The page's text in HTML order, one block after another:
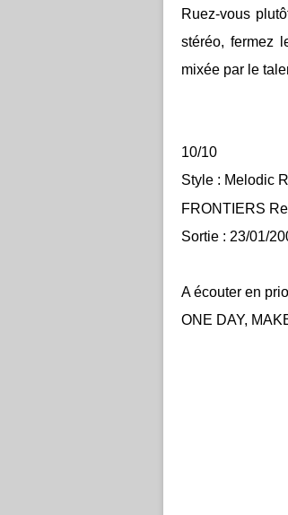
Ruez-vous
stéréo, fermez
mixée par le
10/10
Style : Melodic
FRONTIERS
Sortie : 23/01/
A écouter en
ONE DAY,